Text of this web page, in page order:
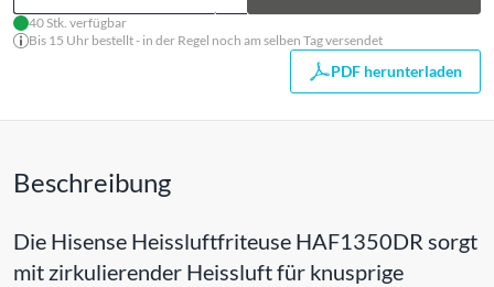
40 Stk. verfügbar
Bis 15 Uhr bestellt - in der Regel noch am selben Tag versendet
PDF herunterladen
Beschreibung
Die Hisense Heissluftfriteuse HAF1350DR sorgt
mit zirkulierender Heissluft für knusprige